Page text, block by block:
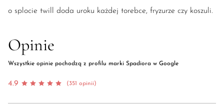
o splocie twill doda uroku każdej torebce, fryzurze czy koszuli.
Opinie
Wszystkie opinie pochodzą z profilu marki Spadiora w Google
4.9 (351 opinii)